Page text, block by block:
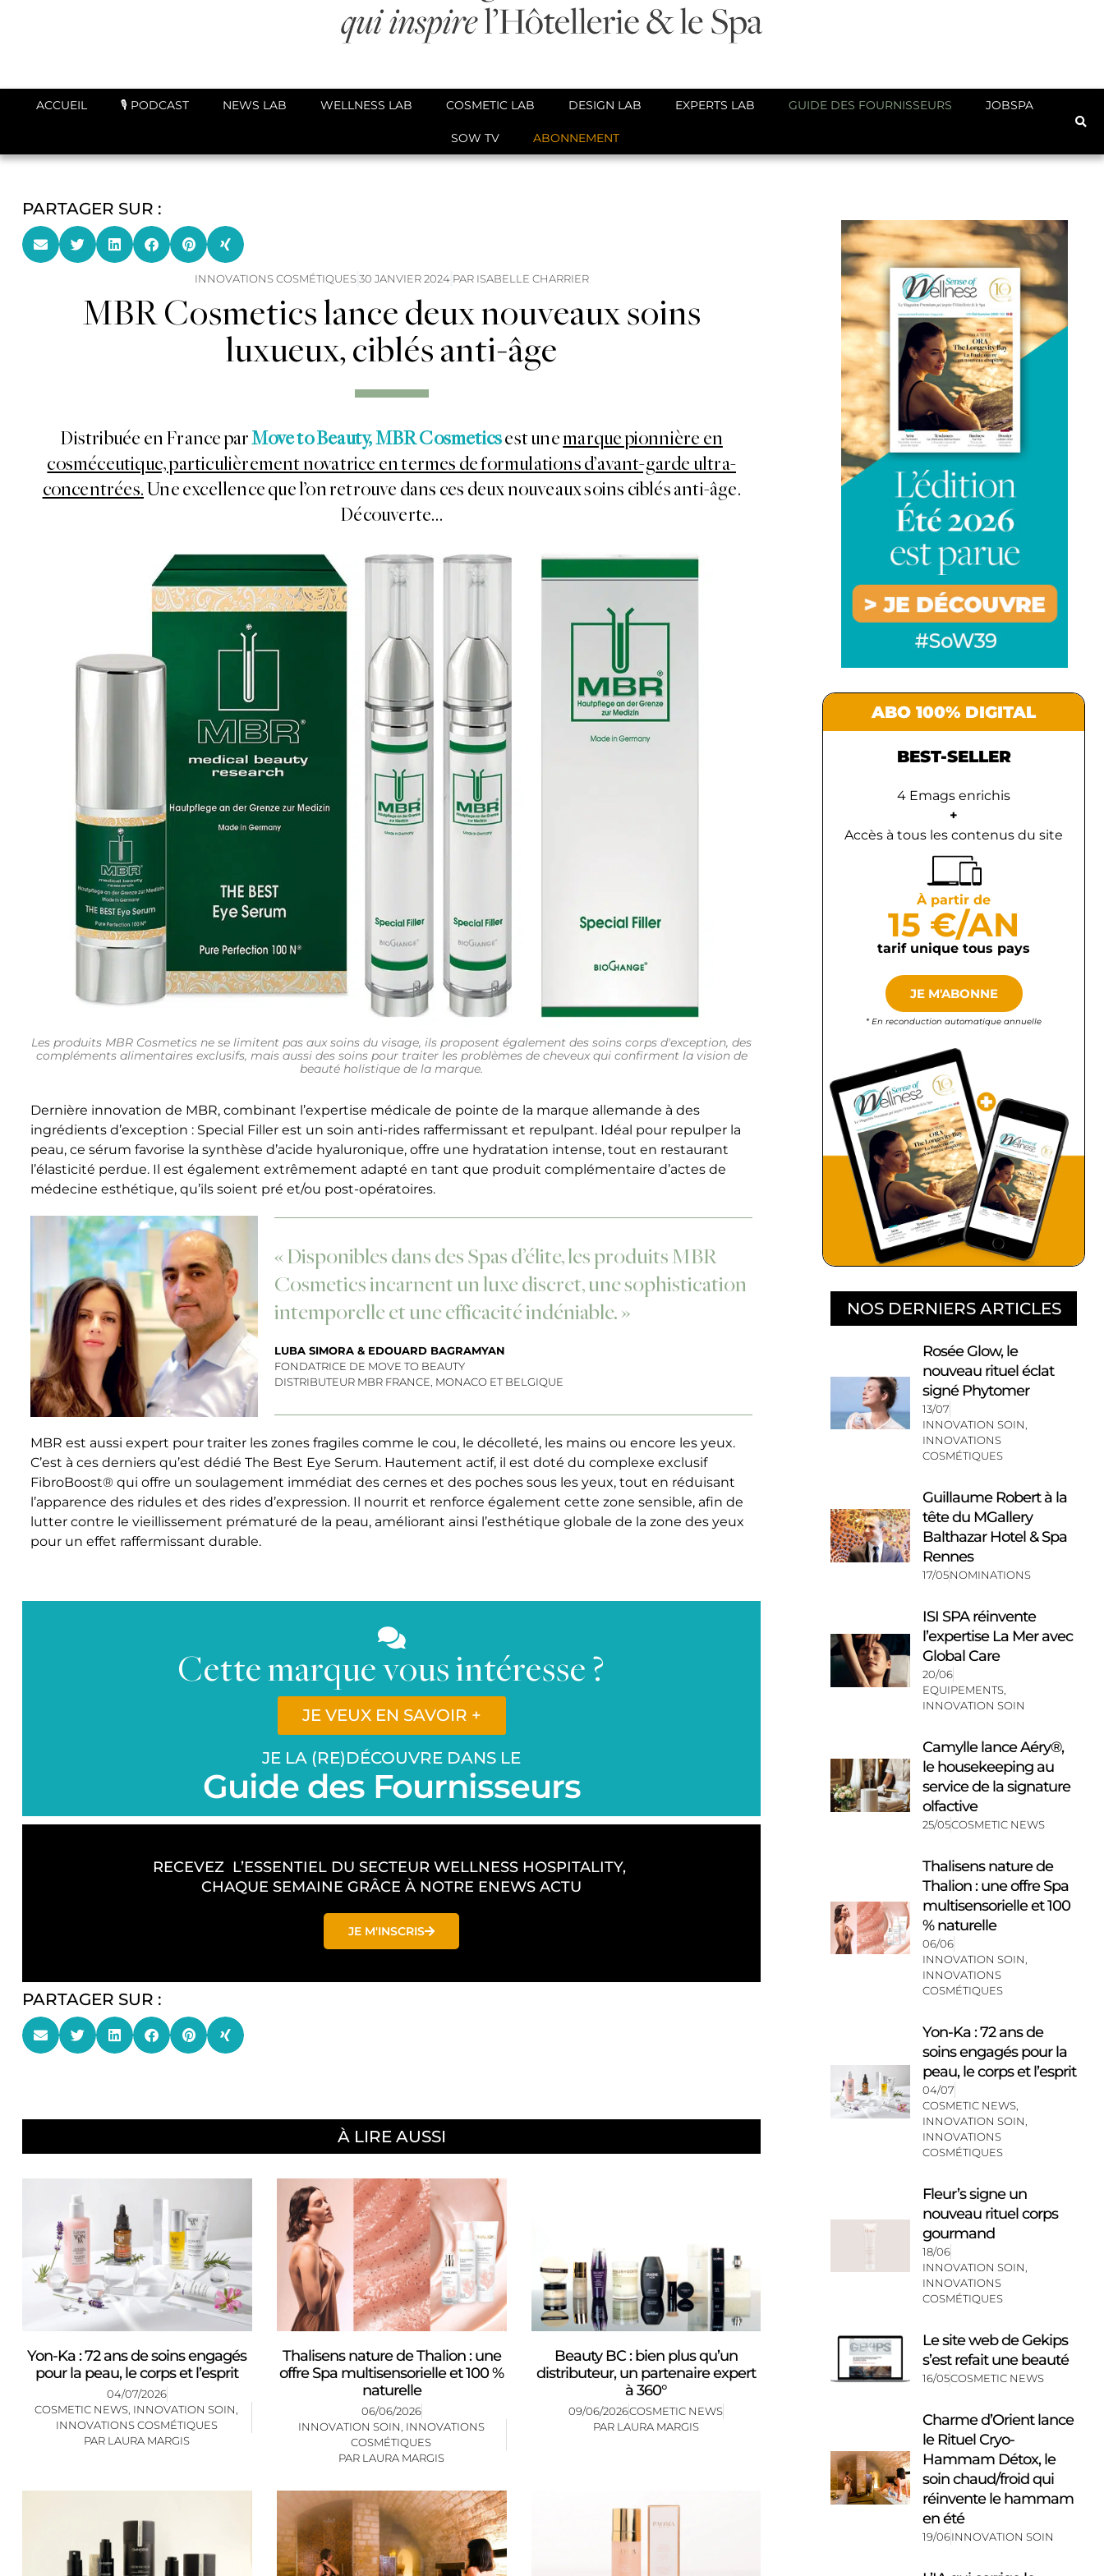
ACCUEIL 🎙️ PODCAST NEWS LAB WELLNESS LAB COSMETIC LAB DESIGN LAB EXPERTS LAB GUIDE DES FOURNISSEURS JOBSPA
SOW TV ABONNEMENT
PARTAGER SUR :
INNOVATIONS COSMÉTIQUES 30 JANVIER 2024 PARISABELLE CHARRIER
MBR Cosmetics lance deux nouveaux soins
luxueux, ciblés anti-âge
Distribuée en France parMove to Beauty, MBR Cosmeticsest une marque pionnière en
cosméceutique, particulièrement novatrice en termes de formulations d’avant-garde ultra-
concentrées. Une excellence que l’on retrouve dans ces deux nouveaux soins ciblés anti-âge.
Découverte…
Les produits MBR Cosmetics ne se limitent pas aux soins du visage, ils proposent également des soins corps d'exception, des
compléments alimentaires exclusifs, mais aussi des soins pour traiter les problèmes de cheveux qui confirment la vision de
beauté holistique de la marque.
Dernière innovation de MBR, combinant l’expertise médicale de pointe de la marque allemande à des
ingrédients d’exception : Special Filler est un soin anti-rides raffermissant et repulpant. Idéal pour repulper la
peau, ce sérum favorise la synthèse d’acide hyaluronique, offre une hydratation intense, tout en restaurant
l’élasticité perdue. Il est également extrêmement adapté en tant que produit complémentaire d’actes de
médecine esthétique, qu’ils soient pré et/ou post-opératoires.
« Disponibles dans des Spas d’élite, les produits MBR
Cosmetics incarnent un luxe discret, une sophistication
intemporelle et une efficacité indéniable. »
LUBA SIMORA & EDOUARD BAGRAMYAN
FONDATRICE DE MOVE TO BEAUTY
DISTRIBUTEUR MBR FRANCE, MONACO ET BELGIQUE
MBR est aussi expert pour traiter les zones fragiles comme le cou, le décolleté, les mains ou encore les yeux.
C’est à ces derniers qu’est dédié The Best Eye Serum. Hautement actif, il est doté du complexe exclusif
FibroBoost® qui offre un soulagement immédiat des cernes et des poches sous les yeux, tout en réduisant
l’apparence des ridules et des rides d’expression. Il nourrit et renforce également cette zone sensible, afin de
lutter contre le vieillissement prématuré de la peau, améliorant ainsi l’esthétique globale de la zone des yeux
pour un effet raffermissant durable.
Cette marque vous intéresse ?
JE VEUX EN SAVOIR +
JE LA (RE)DÉCOUVRE DANS LE
Guide des Fournisseurs
RECEVEZ L’ESSENTIEL DU SECTEUR WELLNESS HOSPITALITY,
CHAQUE SEMAINE GRÂCE À NOTRE ENEWS ACTU
JE M'INSCRIS
PARTAGER SUR :
À LIRE AUSSI
Yon-Ka : 72 ans de soins engagés
pour la peau, le corps et l’esprit
04/07/2026
COSMETIC NEWS, INNOVATION SOIN,
INNOVATIONS COSMÉTIQUES
PAR LAURA MARGIS
Thalisens nature de Thalion : une
offre Spa multisensorielle et 100 %
naturelle
06/06/2026
INNOVATION SOIN, INNOVATIONS
COSMÉTIQUES
PAR LAURA MARGIS
Beauty BC : bien plus qu’un
distributeur, un partenaire expert
à 360°
09/06/2026COSMETIC NEWS
PAR LAURA MARGIS
ABO 100% DIGITAL
BEST-SELLER
4 Emags enrichis
+
Accès à tous les contenus du site
À partir de
15 €/AN
tarif unique tous pays
JE M'ABONNE
* En reconduction automatique annuelle
NOS DERNIERS ARTICLES
Rosée Glow, le
nouveau rituel éclat
signé Phytomer
13/07
INNOVATION SOIN
INNOVATIONS
COSMÉTIQUES
Guillaume Robert à la
tête du MGallery
Balthazar Hotel & Spa
Rennes
17/05NOMINATIONS
ISI SPA réinvente
l’expertise La Mer avec
Global Care
20/06
EQUIPEMENTS
INNOVATION SOIN
Camylle lance Aéry®,
le housekeeping au
service de la signature
olfactive
25/05COSMETIC NEWS
Thalisens nature de
Thalion : une offre Spa
multisensorielle et 100
% naturelle
06/06
INNOVATION SOIN
INNOVATIONS
COSMÉTIQUES
Yon-Ka : 72 ans de
soins engagés pour la
peau, le corps et l’esprit
04/07
COSMETIC NEWS
INNOVATION SOIN
INNOVATIONS
COSMÉTIQUES
Fleur’s signe un
nouveau rituel corps
gourmand
18/06
INNOVATION SOIN
INNOVATIONS
COSMÉTIQUES
Le site web de Gekips
s’est refait une beauté
16/05COSMETIC NEWS
Charme d’Orient lance
le Rituel Cryo-
Hammam Détox, le
soin chaud/froid qui
réinvente le hammam
en été
19/06INNOVATION SOIN